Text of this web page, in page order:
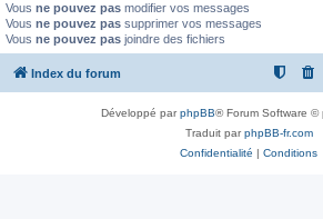
Vous ne pouvez pas modifier vos messages
Vous ne pouvez pas supprimer vos messages
Vous ne pouvez pas joindre des fichiers
Index du forum
Développé parphpBB® Forum Software ©
Traduit parphpBB-fr.com
Confidentialité | Conditions